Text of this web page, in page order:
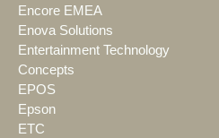
Encore EMEA
Enova Solutions
Entertainment Technology
Concepts
EPOS
Epson
ETC